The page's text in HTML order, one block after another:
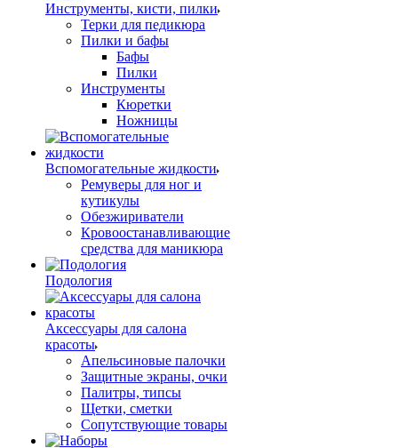
Инструменты, кисти, пилки
Терки для педикюра
Пилки и бафы
Бафы
Пилки
Инструменты
Кюретки
Ножницы
Вспомогательные жидкости
Ремуверы для ног и
кутикулы
Обезжириватели
Кровоостанавливающие
средства для маникюра
Подология
Аксессуары для салона
красоты
Апельсиновые палочки
Защитные экраны, очки
Палитры, типсы
Щетки, сметки
Сопутствующие товары